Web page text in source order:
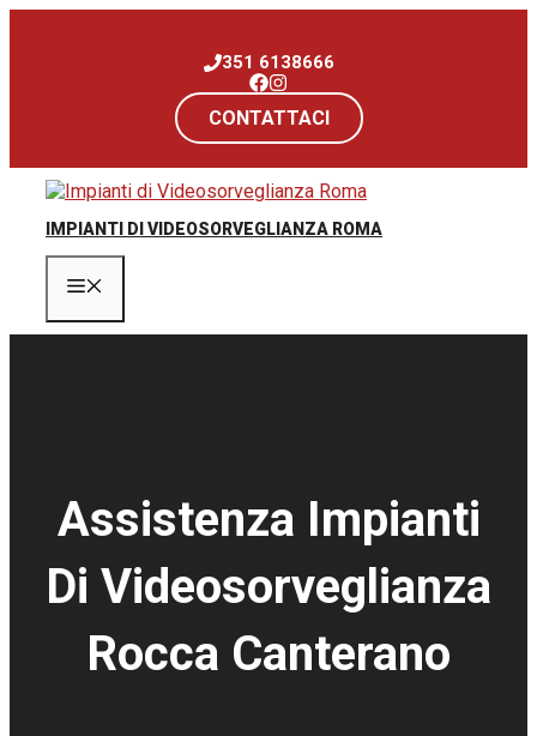
351 6138666
CONTATTACI
IMPIANTI DI VIDEOSORVEGLIANZA ROMA
Assistenza Impianti
Di Videosorveglianza
Rocca Canterano